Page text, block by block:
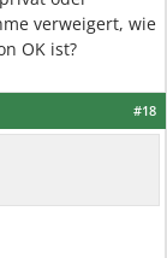
verweigert, wie
OK ist?
#18